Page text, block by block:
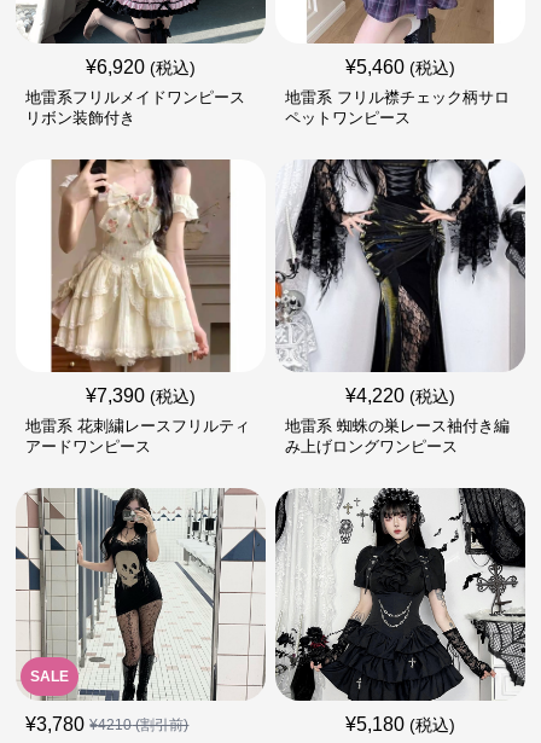
¥6,920 (税込)
地雷系フリルメイドワンピース
リボン装飾付き
¥5,460 (税込)
地雷系 フリル襟チェック柄サロ
ペットワンピース
¥7,390 (税込)
地雷系 花刺繍レースフリルティ
アードワンピース
¥4,220 (税込)
地雷系 蜘蛛の巣レース袖付き編
み上げロングワンピース
SALE
¥3,780 ¥4210(割引前) ¥5,180 (税込)